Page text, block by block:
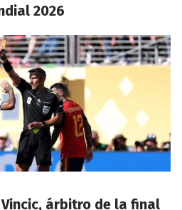
2026
árbitro de la final